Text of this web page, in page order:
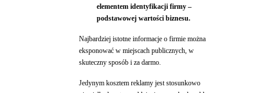
elementem identyfikacji firmy –
podstawowej wartości biznesu.
Najbardziej istotne informacje o firmie można
eksponować w miejscach publicznych, w
skuteczny sposób i za darmo.
Jedynym kosztem reklamy jest stosunkowo